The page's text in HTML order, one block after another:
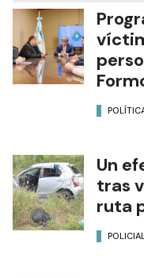
Un
tras
ruta